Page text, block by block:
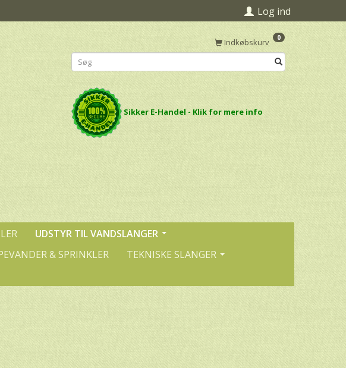
Log ind
Indkøbskurv 0
Sikker E-Handel - Klik for mere info
UDSTYR TIL VANDSLANGER
& SPRINKLER
TEKNISKE SLANGER